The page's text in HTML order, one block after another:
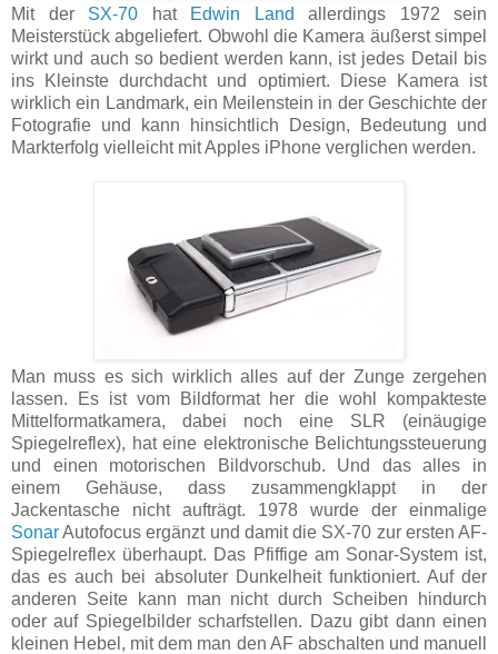
Mit der SX-70 hat Edwin Land allerdings 1972 sein
Meisterstück abgeliefert. Obwohl die Kamera äußerst simpel
wirkt und auch so bedient werden kann, ist jedes Detail bis
ins Kleinste durchdacht und optimiert. Diese Kamera ist
wirklich ein Landmark, ein Meilenstein in der Geschichte der
Fotografie und kann hinsichtlich Design, Bedeutung und
Markterfolg vielleicht mit Apples iPhone verglichen werden.
Man muss es sich wirklich alles auf der Zunge zergehen
lassen. Es ist vom Bildformat her die wohl kompakteste
Mittelformatkamera, dabei noch eine SLR (einäugige
Spiegelreflex), hat eine elektronische Belichtungssteuerung
und einen motorischen Bildvorschub. Und das alles in
einem Gehäuse, dass zusammengklappt in der
Jackentasche nicht aufträgt. 1978 wurde der einmalige
SonarAutofocus ergänzt und damit die SX-70 zur ersten AF-
Spiegelreflex überhaupt. Das Pfiffige am Sonar-System ist,
das es auch bei absoluter Dunkelheit funktioniert. Auf der
anderen Seite kann man nicht durch Scheiben hindurch
oder auf Spiegelbilder scharfstellen. Dazu gibt dann einen
kleinen Hebel, mit dem man den AF abschalten und manuell